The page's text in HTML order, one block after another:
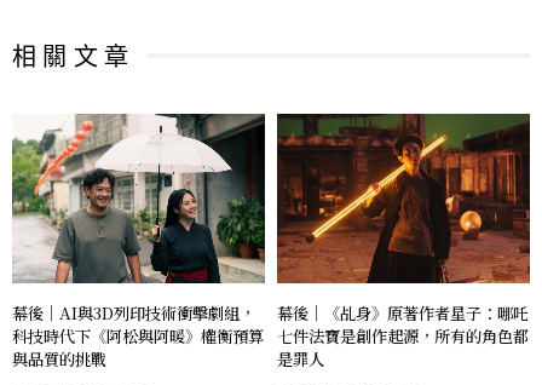
相 關 文 章
幕後｜AI與3D列印技術衝擊劇組，
科技時代下《阿松與阿暖》權衡預算
與品質的挑戰
幕後｜《乩身》原著作者星子：哪吒
七件法寶是創作起源，所有的角色都
是罪人